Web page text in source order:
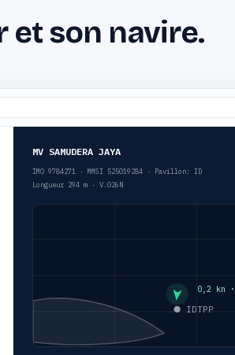
et son navire.
MV SAMUDERA JAYA
IMO 9784271 · MMSI 525019284 · Pavillon: ID
Longueur 294 m · V.026N
IDTPP
0,2 kn ·